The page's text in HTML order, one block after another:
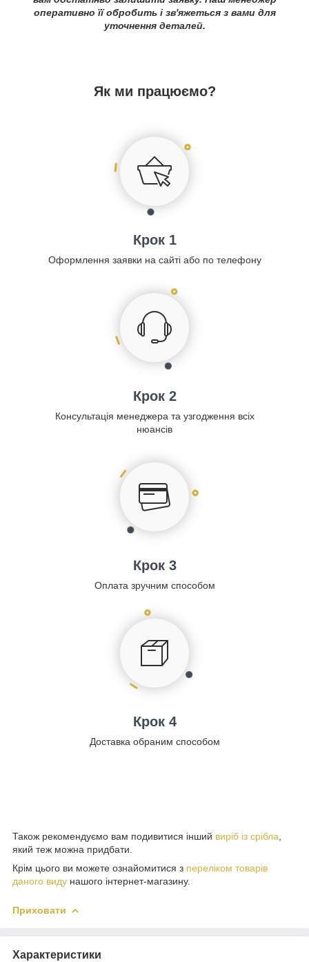
оперативно її обробить і зв'яжеться з вами для
уточнення деталей.
Як ми працюємо?
Крок 1
Оформлення заявки на сайті або по телефону
Крок 2
Консультація менеджера та узгодження всіх
нюансів
Крок 3
Оплата зручним способом
Крок 4
Доставка обраним способом
Також рекомендуємо вам подивитися інший виріб із срібла
який теж можна придбати.
Крім цього ви можете ознайомитися з переліком товарів
даного виду нашого інтернет-магазину.
Приховати
Характеристики